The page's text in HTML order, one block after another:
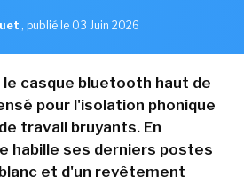
, publié le 03 Juin 2026
casque bluetooth haut de
pour l'isolation phonique
travail bruyants. En
habille ses derniers postes
et d'un revêtement